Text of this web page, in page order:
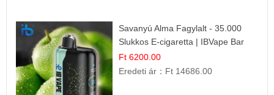
Savanyú Alma Fagylalt - 35.000
Slukkos E-cigaretta | IBVape Bar
Ft 6200.00
Eredeti ár： Ft 14686.00